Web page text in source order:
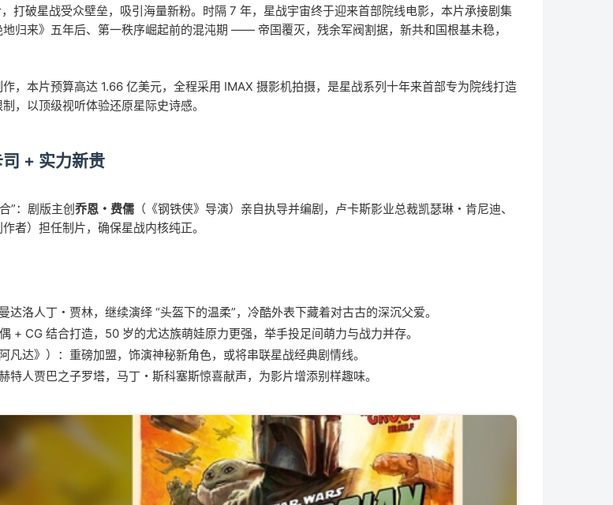
打破星战受众壁垒，吸引海量新粉。时隔 7 年，星战宇宙终于迎来首部院线电影，本片承接剧集
归来》五年后、第一秩序崛起前的混沌期 —— 帝国覆灭，残余军阀割据，新共和国根基未稳，
，本片预算高达 1.66 亿美元，全程采用 IMAX 摄影机拍摄，是星战系列十年来首部专为院线打造
，以顶级视听体验还原星际史诗感。
+ 实力新贵
”：剧版主创乔恩・费儒 （《钢铁侠》导演）亲自执导并编剧，卢卡斯影业总裁凯瑟琳・肯尼迪、
者）担任制片，确保星战内核纯正。
达洛人丁・贾林，继续演绎 “头盔下的温柔”，冷酷外表下藏着对古古的深沉父爱。
+ CG 结合打造，50 岁的尤达族萌娃原力更强，举手投足间萌力与战力并存。
凡达》）：重磅加盟，饰演神秘新角色，或将串联星战经典剧情线。
特人贾巴之子罗塔，马丁・斯科塞斯惊喜献声，为影片增添别样趣味。